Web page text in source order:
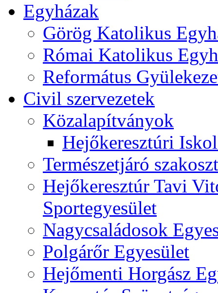
Egyházak
Görög Katolikus
Római Katolikus
Református
Civil szervezetek
Közalapítványok
Hejőkeresztúri
Természetjáró
Hejőkeresztúr Tavi
Sportegyesület
Nagycsaládosok
Polgárőr Egyesület
Hejőmenti Horgász